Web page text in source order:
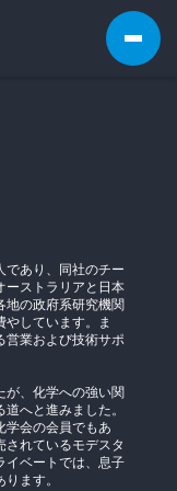
であり、同社のチー
ーストラリアと日本
地の政府系研究機関
しています。ま
営業および技術サポ
が、化学への強い関
へと進みました。
学会の会員でもあ
されているモデスタ
イベートでは、息子
ます。